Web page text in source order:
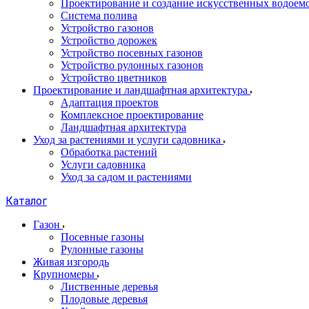
Проектирование и создание искусственных
Система полива
Устройство газонов
Устройство дорожек
Устройство посевных газонов
Устройство рулонных газонов
Устройство цветников
Проектирование и ландшафтная архитектура
Адаптация проектов
Комплексное проектирование
Ландшафтная архитектура
Уход за растениями и услуги садовника
Обработка растений
Услуги садовника
Уход за садом и растениями
Каталог
Газон
Посевные газоны
Рулонные газоны
Живая изгородь
Крупномеры
Лиственные деревья
Плодовые деревья